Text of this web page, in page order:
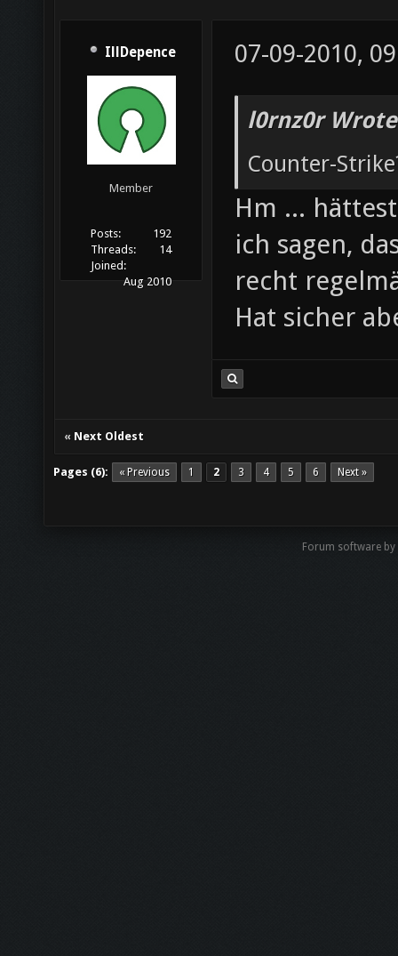
IllDepence
Member
Posts:
192
Threads:
14
Joined:
Aug 2010
07-09-2010,
l0rnz0r
Counter-
Hm ...
ich sagen,
recht
Hat sicher
« Next Oldest
Pages (6): « Previous 1 2 3 4 5 6 Next »
Forum software